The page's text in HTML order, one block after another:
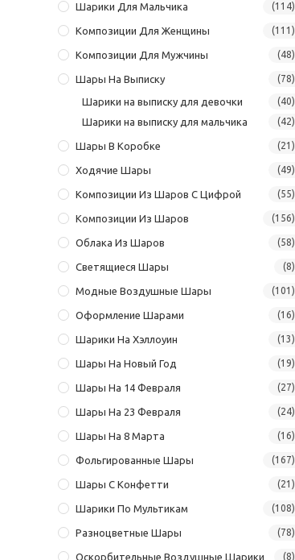
Шарики Для Мальчика (114)
Композиции Для Женщины (111)
Композиции Для Мужчины (48)
Шары На Выписку (78)
Шарики на выписку для девочки (40)
Шарики на выписку для мальчика (42)
Шары В Коробке (21)
Ходячие Шары (49)
Композиции Из Шаров С Цифрой (55)
Композиции Из Шаров (156)
Облака Из Шаров (58)
Светящиеся Шары (8)
Модные Воздушные Шары (101)
Оформление Шарами (16)
Шарики На Хэллоуин (13)
Шары На Новый Год (19)
Шары На 14 Февраля (27)
Шары На 23 Февраля (24)
Шары На 8 Марта (16)
Фольгированные Шары (167)
Шары С Конфетти (21)
Шарики По Мультикам (108)
Разноцветные Шары (78)
Оскорбительные Воздушные Шарики (8)